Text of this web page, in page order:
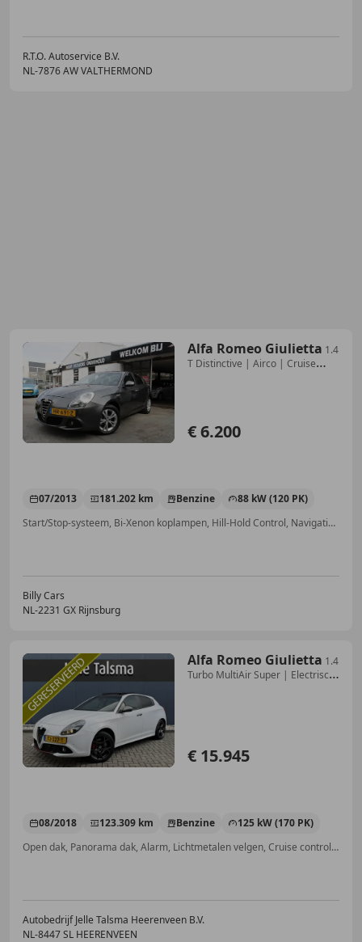
R.T.O. Autoservice B.V.
NL-7876 AW VALTHERMOND
Alfa Romeo Giulietta 1.4
T Distinctive | Airco | Cruise
€ 6.200
07/2013 181.202 km Benzine
88 kW (120 PK)
Start/Stop-systeem, Bi-Xenon koplampen, Hill-Hold Control, Navigatiesysteem, Voorruitverwarming, Lederen stuurwiel, Automatische klimaatregeling, Cruise control
Billy Cars
NL-2231 GX Rijnsburg
Alfa Romeo Giulietta 1.4
Turbo MultiAir Super | Electrisch
€ 15.945
08/2018 123.309 km Benzine
125 kW (170 PK)
Open dak, Panorama dak, Alarm, Lichtmetalen velgen, Cruise control, Schakelflippers, LED verlichting, Multifunctioneel stuurwiel
Autobedrijf Jelle Talsma Heerenveen B.V.
NL-8447 SL HEERENVEEN